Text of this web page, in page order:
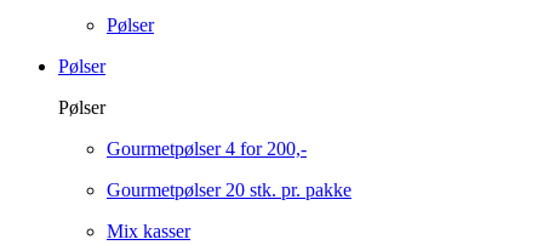
Pølser
Pølser
Pølser
Gourmetpølser 4 for 200,-
Gourmetpølser 20 stk. pr. pakke
Mix kasser